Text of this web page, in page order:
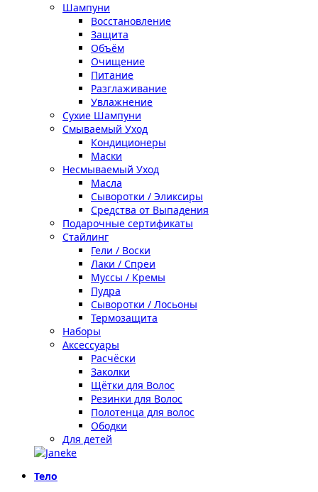
Шампуни
Восстановление
Защита
Объём
Очищение
Питание
Разглаживание
Увлажнение
Сухие Шампуни
Смываемый Уход
Кондиционеры
Маски
Несмываемый Уход
Масла
Сыворотки / Эликсиры
Средства от Выпадения
Подарочные сертификаты
Стайлинг
Гели / Воски
Лаки / Спреи
Муссы / Кремы
Пудра
Сыворотки / Лосьоны
Термозащита
Наборы
Аксессуары
Расчёски
Заколки
Щётки для Волос
Резинки для Волос
Полотенца для волос
Ободки
Для детей
Тело